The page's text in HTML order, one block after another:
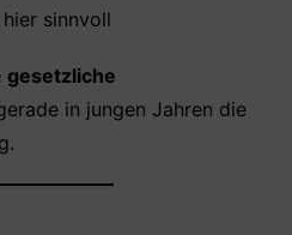
sinnvoll
gesetzliche
in jungen Jahren die